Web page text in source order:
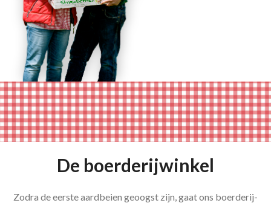
De boerderijwinkel
Zodra de eerste aardbeien geoogst zijn, gaat ons boerderij-